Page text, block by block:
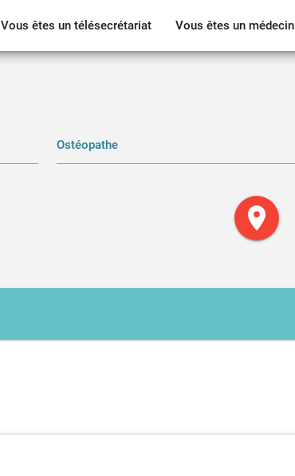
Vous êtes un télésecrétariat Vous êtes un médecin
location_on